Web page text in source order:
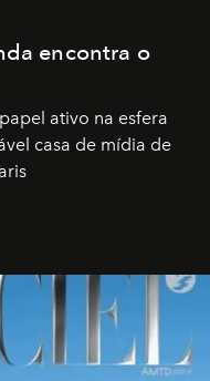
encontra o
ativo na esfera
casa de mídia de